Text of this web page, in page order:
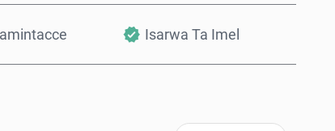
Isarwa Ta Imel